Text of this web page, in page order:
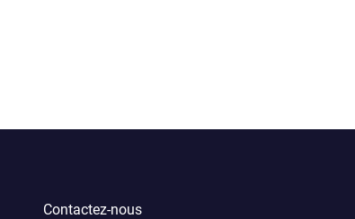
Contactez-nous